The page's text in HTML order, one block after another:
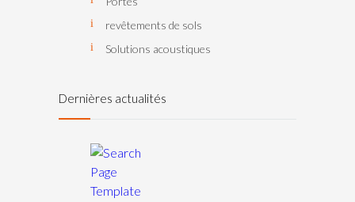
revêtements de sols
Solutions acoustiques
Dernières actualités